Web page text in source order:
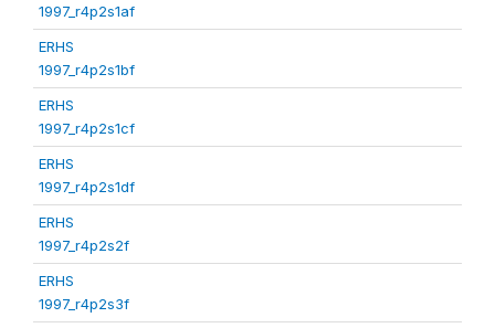
1997_r4p2s1af
ERHS
1997_r4p2s1bf
ERHS
1997_r4p2s1cf
ERHS
1997_r4p2s1df
ERHS
1997_r4p2s2f
ERHS
1997_r4p2s3f